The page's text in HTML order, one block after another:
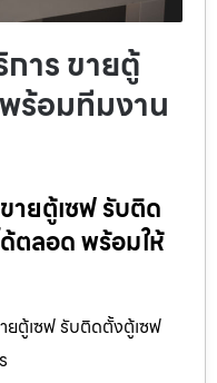
าร ขายตู้
ร้อมทีมงาน
ายตู้เซฟ รับติด
ตลอด พร้อมให้
ยตู้เซฟ รับติดตั้งตู้เซฟ